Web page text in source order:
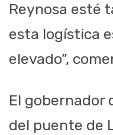
Reynosa esté
esta logística
elevado”,
El gobernador
del puente de